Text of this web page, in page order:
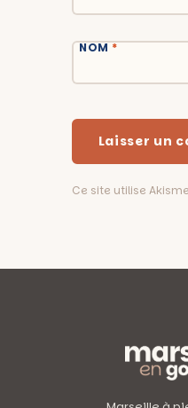
NOM *
Ce site utilise